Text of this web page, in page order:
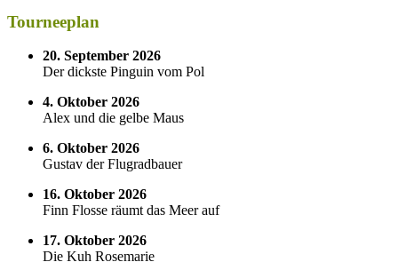
Tourneeplan
20. September 2026
Der dickste Pinguin vom Pol
4. Oktober 2026
Alex und die gelbe Maus
6. Oktober 2026
Gustav der Flugradbauer
16. Oktober 2026
Finn Flosse räumt das Meer auf
17. Oktober 2026
Die Kuh Rosemarie